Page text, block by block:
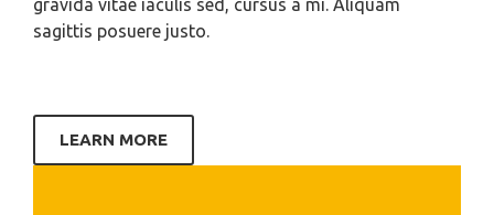
gravida vitae iaculis sed, cursus a mi. Aliquam
sagittis posuere justo.
LEARN MORE